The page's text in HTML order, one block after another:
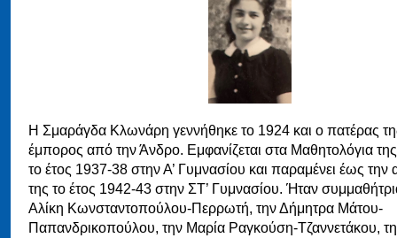
Η Σμαράγδα Κλωνάρη γεννήθηκε το 1924 και ο πατέρας
έμπορος από την Άνδρο. Εμφανίζεται στα Μαθητολόγια
το έτος 1937-38 στην Α’ Γυμνασίου και παραμένει έως την
της το έτος 1942-43 στην ΣΤ’ Γυμνασίου. Ήταν
Αλίκη Κωνσταντοπούλου-Περρωτή, την Δήμητρα Μάτου-
Παπανδρικοπούλου, την Μαρία Ραγκούση-Τζαννετάκου,